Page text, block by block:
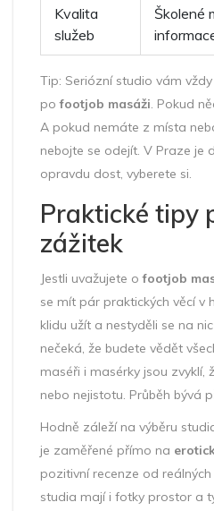
Kvalita
služeb
Školené
Tip: Seriózní studio vám
pofootjob masáži. Pokud
A pokud nemáte z místa
nebojte se odejít. V Praze je
opravdu dost, vyberete si.
Praktické tipy
zážitek
Jestli uvažujete ofootjob
se mít pár praktických věcí v
klidu užít a nestyděli se na
nečeká, že budete vědět
maséři i masérky jsou zvyklí,
nebo nejistotu. Průběh bývá
Hodně záleží na výběru
je zaměřené přímo na
pozitivní recenze od
studia mají i fotky prostor a